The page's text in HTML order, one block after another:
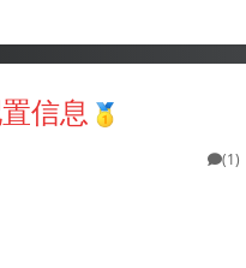
信息
(1)